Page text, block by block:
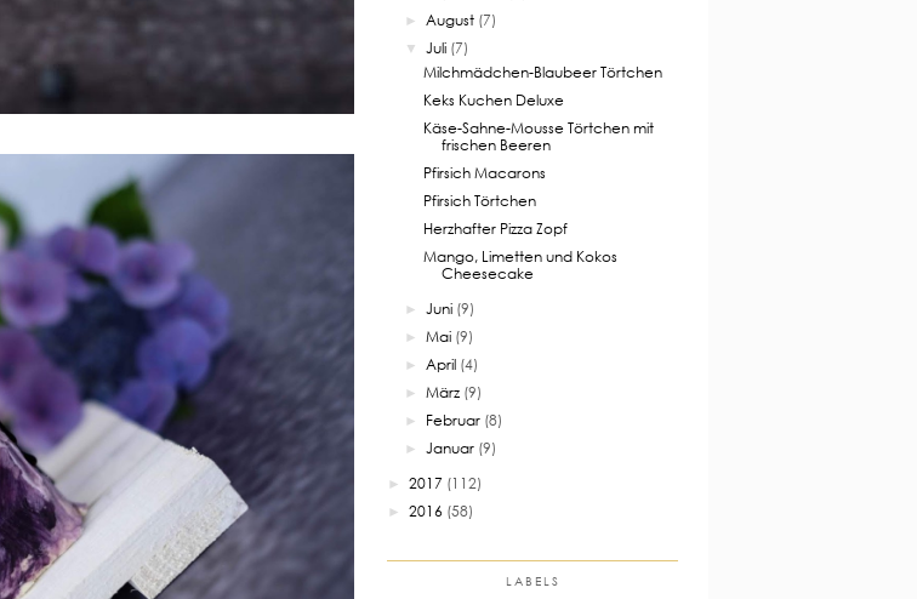
►August (7)
▼ Juli (7)
Milchmädchen-Blaubeer Törtchen
Keks Kuchen Deluxe
Käse-Sahne-Mousse Törtchen mit
frischen Beeren
Pfirsich Macarons
Pfirsich Törtchen
Herzhafter Pizza Zopf
Mango, Limetten und Kokos
Cheesecake
►Juni (9)
►Mai (9)
►April (4)
►März (9)
► Februar (8)
►Januar (9)
► 2017 (112)
► 2016 (58)
LABELS